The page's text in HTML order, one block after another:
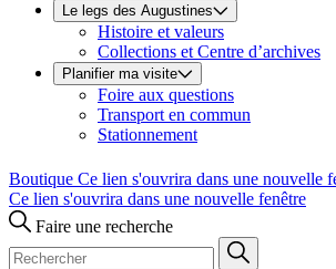
Le legs des Augustines
Histoire et valeurs
Collections et Centre d’archives
Planifier ma visite
Foire aux questions
Transport en commun
Stationnement
Boutique Ce lien s'ouvrira dans une nouvelle
Ce lien s'ouvrira dans une nouvelle fenêtre
Faire une recherche